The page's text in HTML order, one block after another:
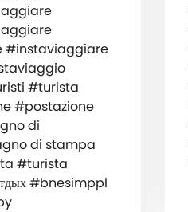
#instaviaggiare
#turista
#postazione
di
di stampa
#turista
#bnesimppl